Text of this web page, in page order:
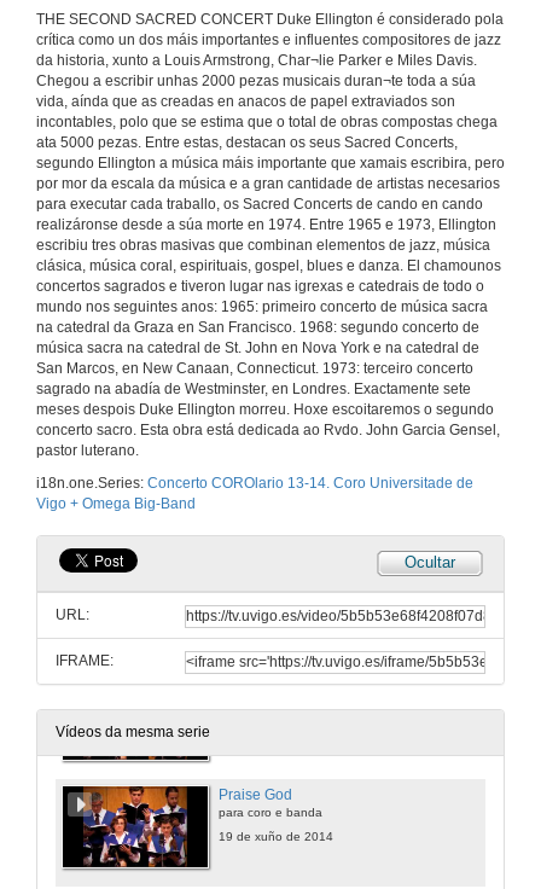
THE SECOND SACRED CONCERT Duke Ellington é considerado pola
crítica como un dos máis importantes e influentes compositores de jazz
da historia, xunto a Louis Armstrong, Char¬lie Parker e Miles Davis.
Chegou a escribir unhas 2000 pezas musicais duran¬te toda a súa
vida, aínda que as creadas en anacos de papel extraviados son
incontables, polo que se estima que o total de obras compostas chega
ata 5000 pezas. Entre estas, destacan os seus Sacred Concerts,
segundo Ellington a música máis importante que xamais escribira, pero
por mor da escala da música e a gran cantidade de artistas necesarios
para executar cada traballo, os Sacred Concerts de cando en cando
realizáronse desde a súa morte en 1974. Entre 1965 e 1973, Ellington
escribiu tres obras masivas que combinan elementos de jazz, música
clásica, música coral, espirituais, gospel, blues e danza. El chamounos
concertos sagrados e tiveron lugar nas igrexas e catedrais de todo o
mundo nos seguintes anos: 1965: primeiro concerto de música sacra
na catedral da Graza en San Francisco. 1968: segundo concerto de
música sacra na catedral de St. John en Nova York e na catedral de
San Marcos, en New Canaan, Connecticut. 1973: terceiro concerto
sagrado na abadía de Westminster, en Londres. Exactamente sete
meses despois Duke Ellington morreu. Hoxe escoitaremos o segundo
concerto sacro. Esta obra está dedicada ao Rvdo. John Garcia Gensel,
pastor luterano.
i18n.one.Series: Concerto COROlario 13-14. Coro Universitade de
Vigo + Omega Big-Band
Ocultar
URL:
IFRAME:
Vídeos da mesma serie
Concerto COROlario 13-14. Coro Universitario de Vigo + Omega Big-Band
Praise God
para coro e banda
19 de xuño de 2014